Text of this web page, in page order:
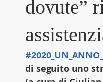
Focus Talk
dovute”
di seguito uno